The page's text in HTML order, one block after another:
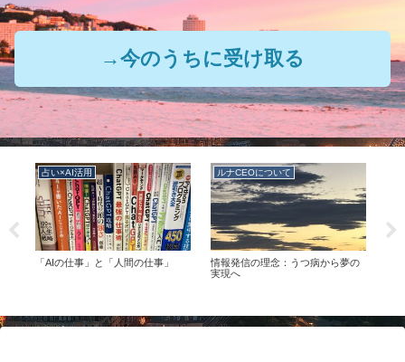
→今のうちに受け取る
占い×AI活用
「AIの仕事」と「人間の仕事」
ルナCEOについて
情報発信の理念：うつ病から夢の
実現へ